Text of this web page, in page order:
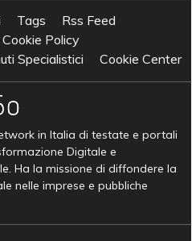
Tags
Rss Feed
Policy
Specialistici
Cookie Center
in Italia di testate e portali
Digitale e
Ha la missione di diffondere la
nelle imprese e pubbliche